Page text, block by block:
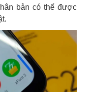
bản có thể được